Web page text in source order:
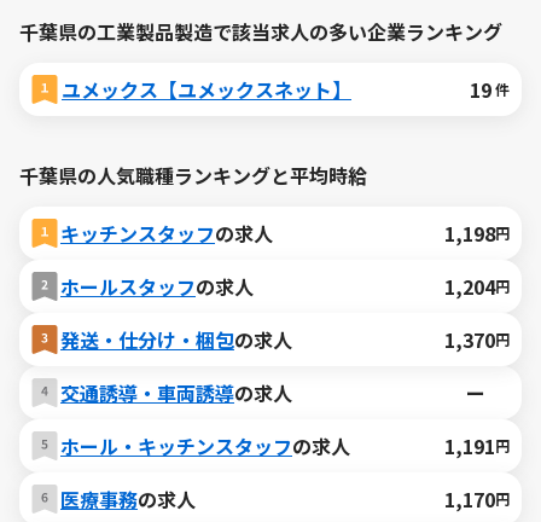
千葉県の工業製品製造で該当求人の多い企業ランキング
ユメックス【ユメックスネット】
19件
千葉県の人気職種ランキングと平均時給
キッチンスタッフの求人 1,198円
ホールスタッフの求人 1,204円
発送・仕分け・梱包の求人 1,370円
交通誘導・車両誘導の求人
ー
ホール・キッチンスタッフの求人 1,191円
医療事務の求人 1,170円